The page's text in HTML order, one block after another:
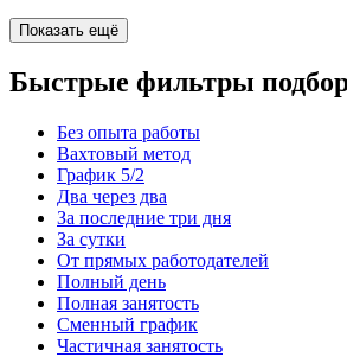
Показать ещё
Быстрые фильтры
Без опыта работы
Вахтовый метод
График 5/2
Два через два
За последние три дня
За сутки
От прямых работодателей
Полный день
Полная занятость
Сменный график
Частичная занятость